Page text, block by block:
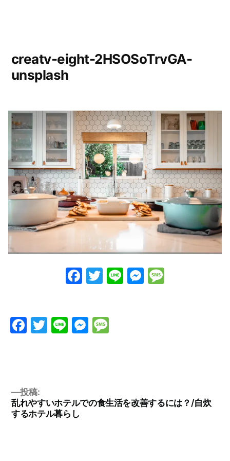
creatv-eight-2HSOSoTrvGA-
unsplash
Facebook
Twitter
Line
Facebook
Twitter
LineMessenger
投
投稿:
乱れやすいホテルでの食生活を改善するには？/自炊
するホテル暮らし